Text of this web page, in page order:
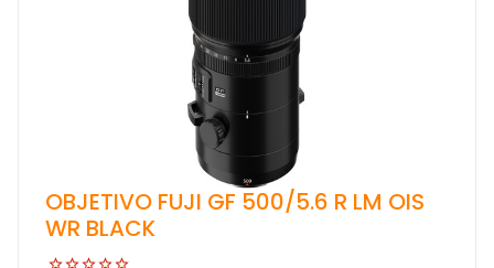
OBJETIVO FUJI GF 500/5.6 R LM OIS
WR BLACK